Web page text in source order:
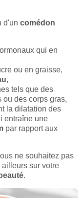
d'un comédon
qui en
ou en graisse,
,
tels que des
des corps gras,
la dilatation des
entraîne une
par rapport aux
ne souhaitez pas
ailleurs sur votre
beauté.